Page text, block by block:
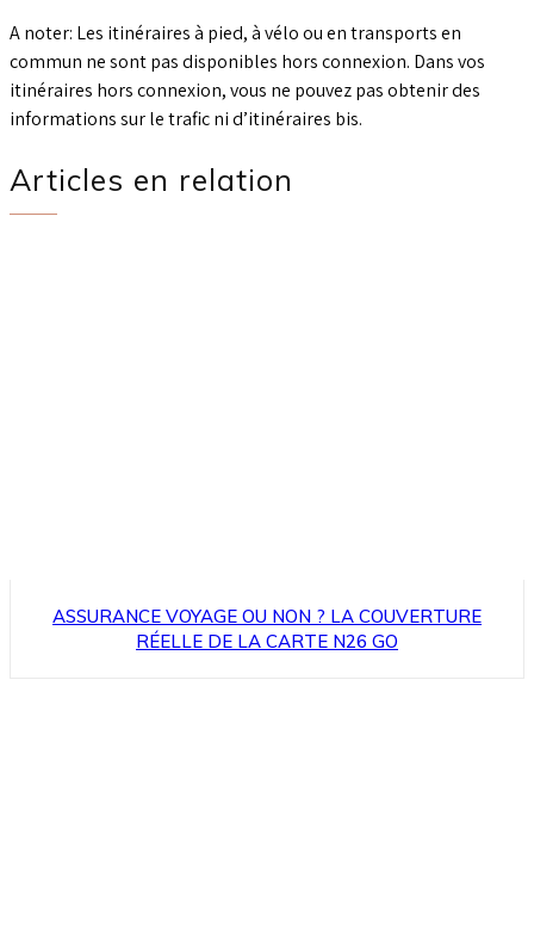
A noter: Les itinéraires à pied, à vélo ou en transports en
commun ne sont pas disponibles hors connexion. Dans vos
itinéraires hors connexion, vous ne pouvez pas obtenir des
informations sur le trafic ni d’itinéraires bis.
Articles en relation
ASSURANCE VOYAGE OU NON ? LA COUVERTURE
RÉELLE DE LA CARTE N26 GO